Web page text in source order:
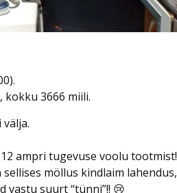
kokku 3666 miili.
ampri tugevuse voolu tootmist!
möllus kindlaim lahendus,
suurt “tünni”!! 😢